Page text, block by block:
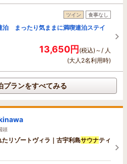
ツイン 食事なし
泊 まったり気ままに満喫連泊ステイ
13,650円(税込)～/ 人
(大人2名利用時)
プランをすべてみる
頭
たリゾートヴィラ｜古宇利島サウナティ